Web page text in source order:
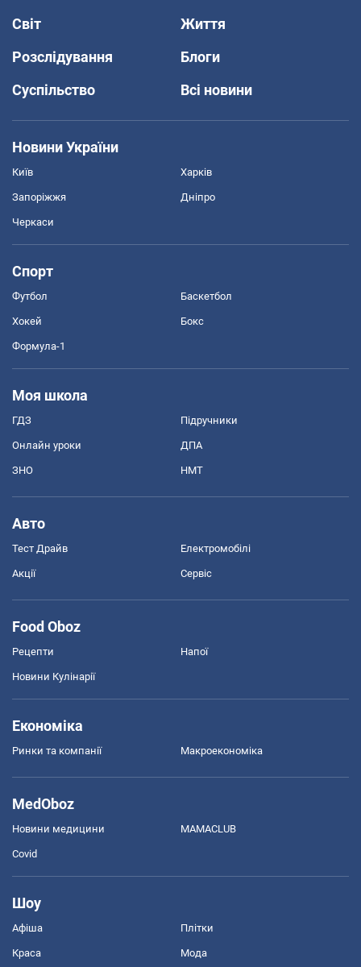
Світ
Життя
Розслідування
Блоги
Суспільство
Всі новини
Новини України
Київ Харків
Запоріжжя Дніпро
Черкаси
Спорт
Футбол Баскетбол
Хокей Бокс
Формула-1
Моя школа
ГДЗ Підручники
Онлайн уроки ДПА
ЗНО НМТ
Авто
Тест Драйв Електромобілі
Акції Сервіс
Food Oboz
Рецепти Напої
Новини Кулінарії
Економіка
Ринки та компанії Макроекономіка
MedOboz
Новини медицини MAMACLUB
Covid
Шоу
Афіша Плітки
Краса Мода